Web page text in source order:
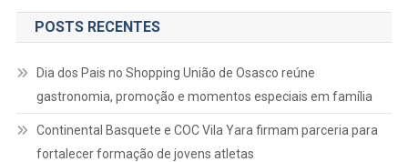
POSTS RECENTES
Dia dos Pais no Shopping União de Osasco reúne
gastronomia, promoção e momentos especiais em família
Continental Basquete e COC Vila Yara firmam parceria para
fortalecer formação de jovens atletas